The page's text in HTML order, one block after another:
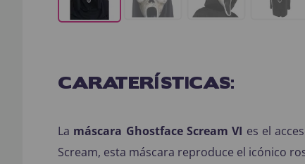
CARATERÍSTICAS:
La máscara Ghostface Scream VI es el
Scream, esta máscara reproduce el icónico